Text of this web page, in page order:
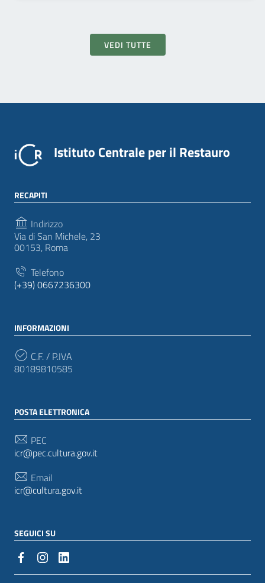
VEDI TUTTE
Istituto Centrale per il Restauro
RECAPITI
Indirizzo
Via di San Michele, 23
00153, Roma
Telefono
(+39) 0667236300
INFORMAZIONI
C.F. / P.IVA
80189810585
POSTA ELETTRONICA
PEC
icr@pec.cultura.gov.it
Email
icr@cultura.gov.it
SEGUICI SU